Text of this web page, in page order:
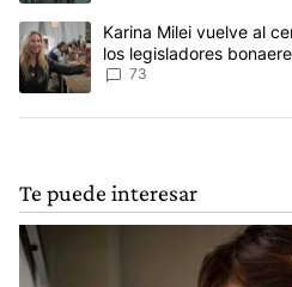
Un artículo de tendencia con el
Karina Milei vuelve al
los legisladores
para 2027
73